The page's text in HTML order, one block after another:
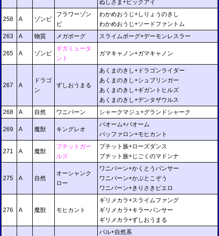
ぬしさま+ビックアイ
258 A ゾンビ
フラワーゾン
ビ
わかめおうじ+しりょうのきし
わかめおうじ+ソードファントム
263
A 物質 メガボーグ スライムボーグ+デーモンレスラー
265 A ゾンビ
ギガミュータ
ント
ガマキャノン+ガマキャノン
267 A
ドラゴ
ン
ずしおうまる
あくまのきし+ドラゴンライダー
あくまのきし+シュプリンガー
あくまのきし+ギガントヒルズ
あくまのきし+デンタザウルス
268
A 自然 ワニバーン シャークマジュ+グランドシャーク
269 A 魔獣 キングレオ
パオーム+パオーム
バッファロン+モヒカント
271 A 魔獣
プチットガー
ルズ
プチット族+ローズダンス
プチット族+じごくのマドンナ
275 A 自然
オーシャンク
ロー
ワニバーン+かくとうパンサー
ワニバーン+かぶとこぞう
ワニバーン+きりさきピエロ
276 A 魔獣 モヒカント
ギリメカラ+スライムファング
ギリメカラ+キラーパンサー
ギリメカラ+ずしおうまる
バル+自然系